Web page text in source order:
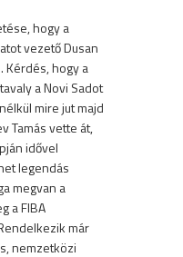
hogy a
vezető Dusan
Kérdés, hogy a
a Novi Sadot
mire jut majd
Tamás vette át,
idővel
legendás
megvan a
a FIBA
már
nemzetközi